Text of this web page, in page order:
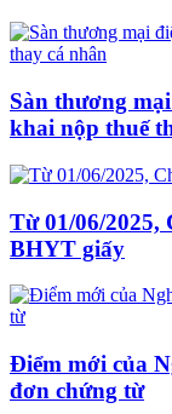
Sàn thương
khai nộp thuế
Từ 01/06/2025,
BHYT giấy
Điểm mới của
đơn chứng từ